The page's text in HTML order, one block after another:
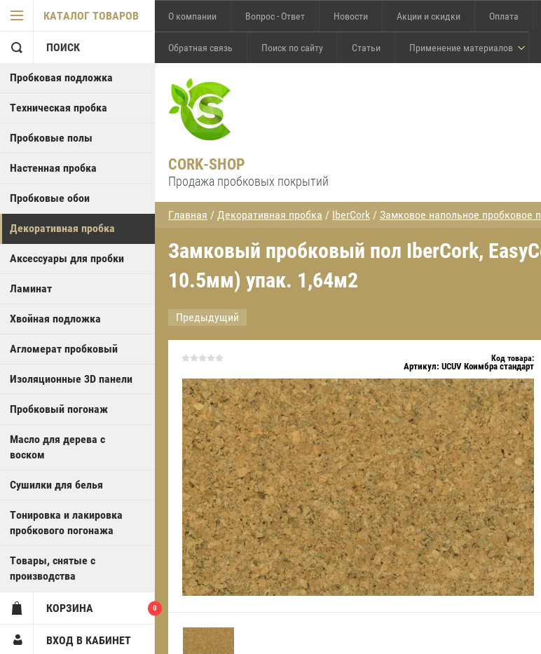
КАТАЛОГ ТОВАРОВ
ПОИСК
Пробковая подложка
Техническая пробка
Пробковые полы
Настенная пробка
Пробковые обои
Декоративная пробка
Аксессуары для пробки
Ламинат
Хвойная подложка
Агломерат пробковый
Изоляционные 3D панели
Пробковый погонаж
Масло для дерева с
воском
Сушилки для белья
Тонировка и лакировка
пробкового погонажа
Товары, снятые с
производства
КОРЗИНА 0
ВХОД В КАБИНЕТ
О компании Вопрос - Ответ Новости Акции и скидки Оплата
Обратная связь Поиск по сайту Статьи Применение материалов
CORK-SHOP
Продажа пробковых покрытий
Главная / Декоративная пробка / IberCork / Замковое напольное пробковое
Замковый пробковый пол IberCork,
10.5мм) упак. 1,64м2
Предыдущий
Код товара:
Артикул: UCUV Коимбра стандарт